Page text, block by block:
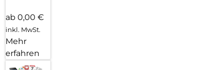
ab 0,00 €
inkl. MwSt.
Mehr
erfahren